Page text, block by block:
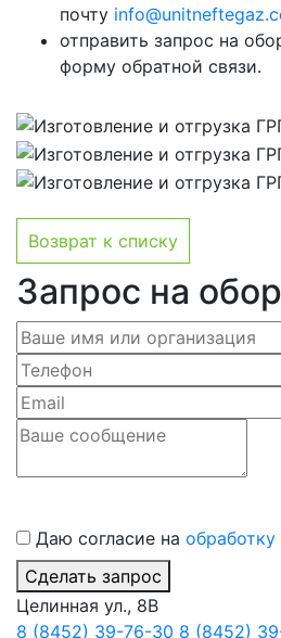
почту
отправить запрос на
форму обратной связи.
Возврат к списку
Запрос на
Даю согласие на
Сделать запрос
Целинная ул., 8В
8 (8452) 39-76-30 8 (8452)